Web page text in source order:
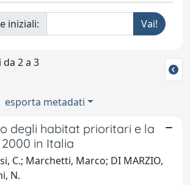
iniziali:
2 a 3
esporta metadati
degli habitat prioritari e la
in Italia
C.; Marchetti, Marco; DI MARZIO,
N.